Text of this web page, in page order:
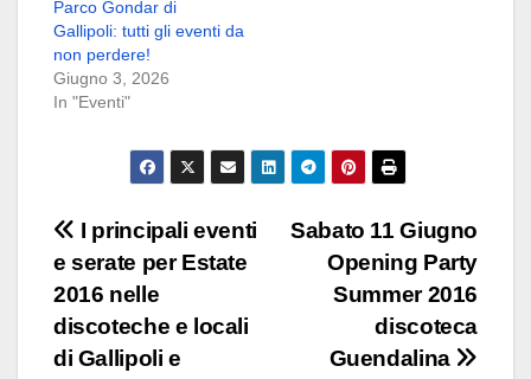
Parco Gondar di
Gallipoli: tutti gli eventi da
non perdere!
Giugno 3, 2026
In "Eventi"
Navigazione
articoli
Sabato 11 Giugno
Opening Party
Summer 2016
discoteca
Guendalina
I principali eventi
e serate per Estate
2016 nelle
discoteche e locali
di Gallipoli e